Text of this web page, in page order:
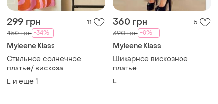
299 грн 11
450 грн -34%
Myleene Klass
Стильное солнечное
платье/ вискоза
L и еще 1
360 грн 5
390 грн -8%
Myleene Klass
Шикарное вискозное
платье
L